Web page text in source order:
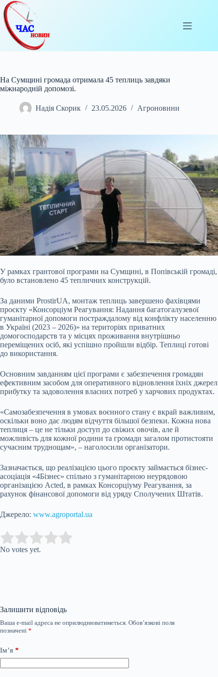
Перейти
до
вмісту
На Сумщині громада отримала 45 теплиць завдяки
міжнародній допомозі.
Надія Скорик 23.05.2026 Агроновини
У рамках грантової програми на Сумщині, в Попівській громаді,
було встановлено 45 тепличних конструкцій.
За даними ProstirUA, монтаж теплиць завершено фахівцями
проєкту «Консорціум Реагування: Надання багатогалузевої
гуманітарної допомоги постраждалому від конфлікту населенню
в Україні (2023 – 2026)» на територіях приватних
домогосподарств та у місцях проживання внутрішньо
переміщених осіб, які успішно пройшли відбір. Теплиці готові
до використання.
Основним завданням цієї програми є забезпечення громадян
ефективним засобом для оперативного відновлення їхніх джерел
прибутку та задоволення власних потреб у харчових продуктах.
«Самозабезпечення в умовах воєнного стану є вкрай важливим,
оскільки воно дає людям відчуття більшої безпеки. Кожна нова
теплиця – це не тільки доступ до свіжих овочів, але й
можливість для кожної родини та громади загалом протистояти
сучасним труднощам», – наголосили організатори.
Зазначається, що реалізацією цього проєкту займається бізнес-
асоціація «4Бізнес» спільно з гуманітарною неурядовою
організацією Acted, в рамках Консорціуму Реагування, за
рахунок фінансової допомоги від уряду Сполучених Штатів.
Джерело: www.agroportal.ua
Rate this item:
No votes yet.
Залишити відповідь
Ваша e-mail адреса не оприлюднюватиметься. Обов’язкові поля
позначені *
Ім’я *